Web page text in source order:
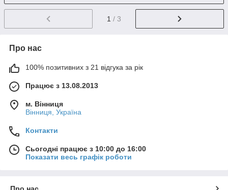
1 / 3
Про нас
100% позитивних з 21 відгука за рік
Працює з 13.08.2013
м. Вінниця
Вінниця, Україна
Контакти
Сьогодні працює з 10:00 до 16:00
Показати весь графік роботи